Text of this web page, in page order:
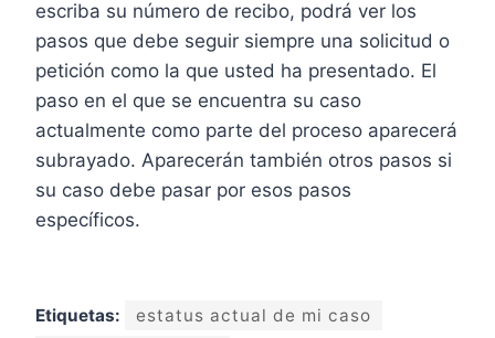
escriba su número de recibo, podrá ver los
pasos que debe seguir siempre una solicitud o
petición como la que usted ha presentado. El
paso en el que se encuentra su caso
actualmente como parte del proceso aparecerá
subrayado. Aparecerán también otros pasos si
su caso debe pasar por esos pasos
específicos.
Etiquetas:
estatus actual de mi caso